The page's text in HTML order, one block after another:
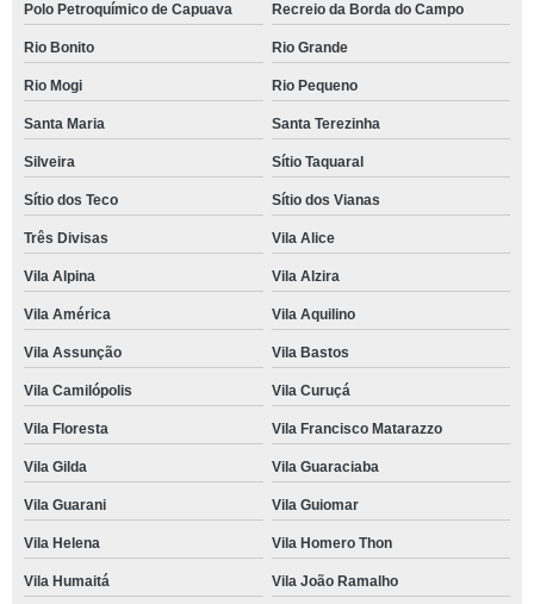
Polo Petroquímico de Capuava Recreio da Borda do Campo
Rio Bonito Rio Grande
Rio Mogi Rio Pequeno
Santa Maria Santa Terezinha
Silveira Sítio Taquaral
Sítio dos Teco Sítio dos Vianas
Três Divisas Vila Alice
Vila Alpina Vila Alzira
Vila América Vila Aquilino
Vila Assunção Vila Bastos
Vila Camilópolis Vila Curuçá
Vila Floresta Vila Francisco Matarazzo
Vila Gilda Vila Guaraciaba
Vila Guarani Vila Guiomar
Vila Helena Vila Homero Thon
Vila Humaitá Vila João Ramalho